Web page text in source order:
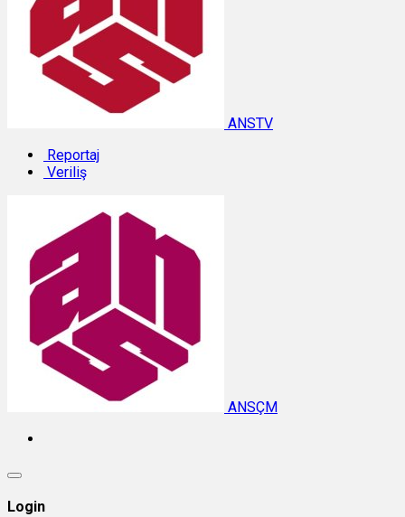
ANSTV
Reportaj
Veriliş
ANSÇM
Login